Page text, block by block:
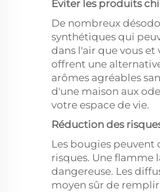
Éviter les produits
De nombreux
synthétiques qui
dans l'air que vous
offrent une
arômes agréables
d'une maison aux
votre espace de vie.
Réduction des
Les bougies
risques. Une flamme
dangereuse. Les
moyen sûr de